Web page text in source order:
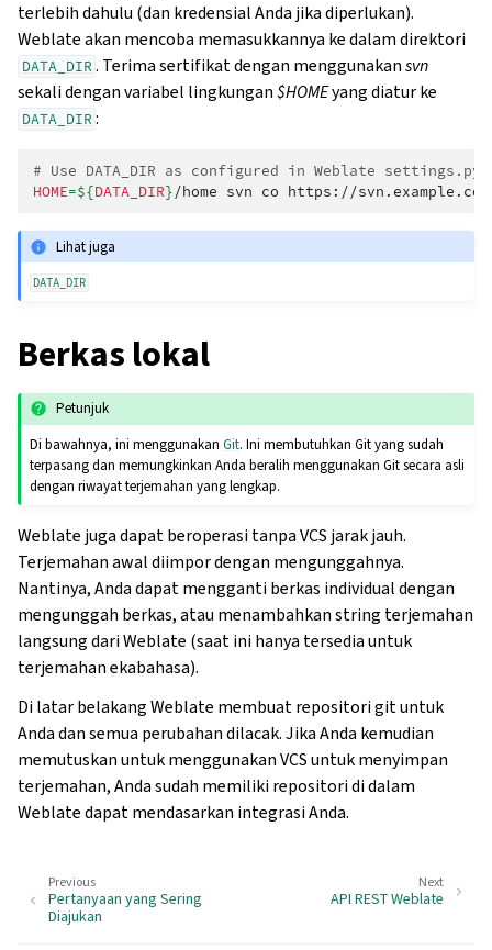
terlebih dahulu (dan kredensial Anda jika diperlukan).
Weblate akan mencoba memasukkannya ke dalam direktori
DATA_DIR . Terima sertifikat dengan menggunakansvn
sekali dengan variabel lingkungan$HOMEyang diatur ke
DATA_DIR :
# Use DATA_DIR as configured in Weblate
HOME=${DATA_DIR}/home svn co
Lihat juga
DATA_DIR
Berkas lokal
Petunjuk
Di bawahnya, ini menggunakanGit. Ini membutuhkan Git yang sudah
terpasang dan memungkinkan Anda beralih menggunakan Git secara asli
dengan riwayat terjemahan yang lengkap.
Weblate juga dapat beroperasi tanpa VCS jarak jauh.
Terjemahan awal diimpor dengan mengunggahnya.
Nantinya, Anda dapat mengganti berkas individual dengan
mengunggah berkas, atau menambahkan string terjemahan
langsung dari Weblate (saat ini hanya tersedia untuk
terjemahan ekabahasa).
Di latar belakang Weblate membuat repositori git untuk
Anda dan semua perubahan dilacak. Jika Anda kemudian
memutuskan untuk menggunakan VCS untuk menyimpan
terjemahan, Anda sudah memiliki repositori di dalam
Weblate dapat mendasarkan integrasi Anda.
Next
API REST Weblate
Previous
Pertanyaan yang Sering
Diajukan